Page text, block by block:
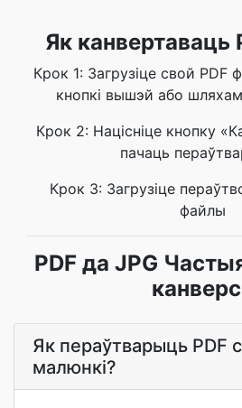
Як канвертаваць
Крок 1: Загрузіце свой PDF
кнопкі вышэй або
Крок 2: Націсніце кнопку
пачаць
Крок 3: Загрузіце
файлы
PDF да JPG
Як пераўтварыць PDF
малюнкі?